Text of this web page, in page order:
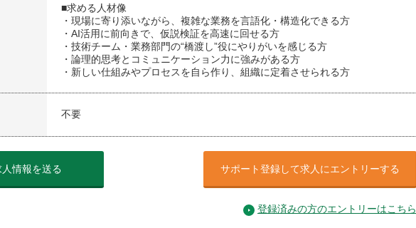
■求める人材像
・現場に寄り添いながら、複雑な業務を言語化・構造化できる方
・AI活用に前向きで、仮説検証を高速に回せる方
・技術チーム・業務部門の“橋渡し”役にやりがいを感じる方
・論理的思考とコミュニケーション力に強みがある方
・新しい仕組みやプロセスを自ら作り、組織に定着させられる方
不要
人情報を送る サポート登録して求人にエントリーする
登録済みの方のエントリーはこちら